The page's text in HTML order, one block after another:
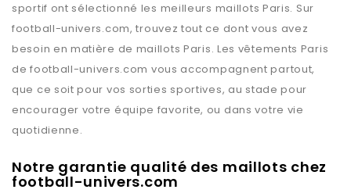
sportif ont sélectionné les meilleurs maillots Paris. Sur
football-univers.com, trouvez tout ce dont vous avez
besoin en matière de maillots Paris. Les vêtements Paris
defootball-univers.com vous accompagnent partout,
que ce soit pour vos sorties sportives, au stade pour
encourager votre équipe favorite, ou dans votre vie
quotidienne.
Notre garantie qualité des maillots chez
football-univers.com